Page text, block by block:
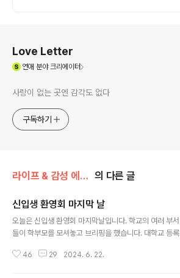
Love Letter
연애 분야 크리에이터
사랑이 없는 곳엔 감각도 없다
구독하기
라이프 & 감성 에세이/교육 & 육아 의 다른 글
신입생 환영회 마지막 날
오늘은 신입생 환영회 마지막날입니다. 학교의 여러 부서
들이 학부모를 모셔놓고 브리핑을 했습니다. 대학교 등록
을 우리 부부가 보탬을 주는 방향으로 결정했어요. 사실은
46 29 2024. 6. 22.